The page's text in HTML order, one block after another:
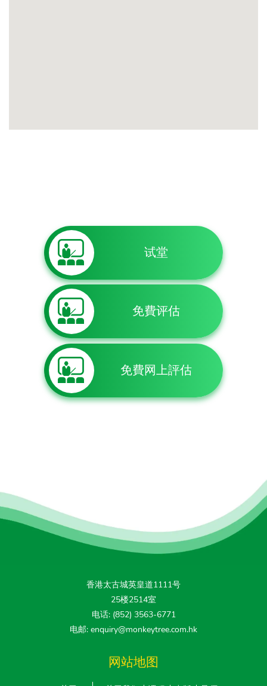
试堂
免費评估
免費网上評估
香港太古城英皇道1111号
25楼2514室
电话: (852) 3563-6771
电邮: enquiry@monkeytree.com.hk
网站地图